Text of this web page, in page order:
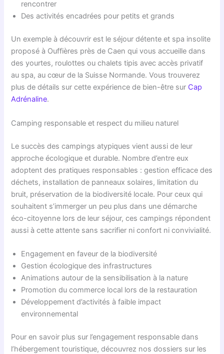
rencontrer
Des activités encadrées pour petits et grands
Un exemple à découvrir est le séjour détente et spa insolite
proposé à Ouffières près de Caen qui vous accueille dans
des yourtes, roulottes ou chalets tipis avec accès privatif
au spa, au cœur de la Suisse Normande. Vous trouverez
plus de détails sur cette expérience de bien-être sur Cap
Adrénaline.
Camping responsable et respect du milieu naturel
Le succès des campings atypiques vient aussi de leur
approche écologique et durable. Nombre d’entre eux
adoptent des pratiques responsables : gestion efficace des
déchets, installation de panneaux solaires, limitation du
bruit, préservation de la biodiversité locale. Pour ceux qui
souhaitent s’immerger un peu plus dans une démarche
éco-citoyenne lors de leur séjour, ces campings répondent
aussi à cette attente sans sacrifier ni confort ni convivialité.
Engagement en faveur de la biodiversité
Gestion écologique des infrastructures
Animations autour de la sensibilisation à la nature
Promotion du commerce local lors de la restauration
Développement d’activités à faible impact
environnemental
Pour en savoir plus sur l’engagement responsable dans
l’hébergement touristique, découvrez nos dossiers sur les